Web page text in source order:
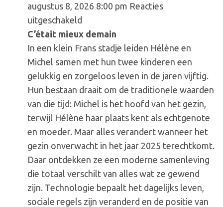
augustus 8, 2026 8:00 pm Reacties
uitgeschakeld
C’était
mieux
demain
(Avond)
C’était mieux demain
In een klein Frans stadje leiden Hélène en
Michel samen met hun twee kinderen een
gelukkig en zorgeloos leven in de jaren vijftig.
Hun bestaan draait om de traditionele waarden
van die tijd: Michel is het hoofd van het gezin,
terwijl Hélène haar plaats kent als echtgenote
en moeder. Maar alles verandert wanneer het
gezin onverwacht in het jaar 2025 terechtkomt.
Daar ontdekken ze een moderne samenleving
die totaal verschilt van alles wat ze gewend
zijn. Technologie bepaalt het dagelijks leven,
sociale regels zijn veranderd en de positie van